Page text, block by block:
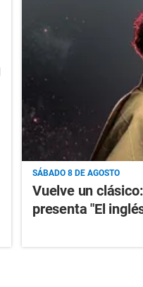
SÁBADO 8 DE AGOSTO
Vuelve un
presenta "El